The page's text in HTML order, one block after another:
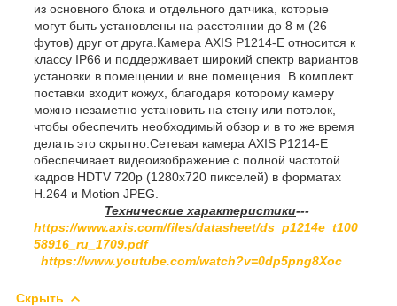
из основного блока и отдельного датчика, которые
могут быть установлены на расстоянии до 8 м (26
футов) друг от друга.Камера AXIS P1214-E относится к
классу IP66 и поддерживает широкий спектр вариантов
установки в помещении и вне помещения. В комплект
поставки входит кожух, благодаря которому камеру
можно незаметно установить на стену или потолок,
чтобы обеспечить необходимый обзор и в то же время
делать это скрытно.Сетевая камера AXIS P1214-E
обеспечивает видеоизображение с полной частотой
кадров HDTV 720p (1280x720 пикселей) в форматах
H.264 и Motion JPEG.
Технические характеристики---
https://www.axis.com/files/datasheet/ds_p1214e_t100
58916_ru_1709.pdf
https://www.youtube.com/watch?v=0dp5png8Xoc
Скрыть